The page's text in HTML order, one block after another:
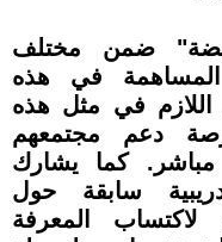
ضمن مختلف
في هذه
اللازم في مثل هذه
دعم مجتمعهم
مباشر. كما يشارك
سابقة حول
لاكتساب المعرفة